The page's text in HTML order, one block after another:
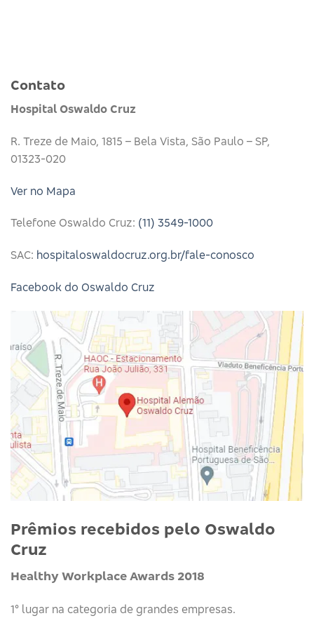
Contato
Hospital Oswaldo Cruz
R. Treze de Maio, 1815 – Bela Vista, São Paulo – SP,
01323-020
Ver no Mapa
Telefone Oswaldo Cruz: (11) 3549-1000
SAC​​: hospitaloswaldocruz.org.br/fale-conosco
Facebook do Oswaldo Cruz
Prêmios recebidos pelo Oswaldo
Cruz
Healthy Workplace Awards 2018
1° lugar na categoria de grandes empresas.